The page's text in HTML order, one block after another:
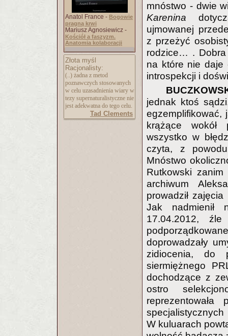
Anatol France - Bogowie
pragną krwi
Mariusz Agnosiewicz -
Kościół a faszyzm.
Anatomia kolaboracji
Złota myśl
Racjonalisty:
(..) żadna z metod
poznawczych stosowanych
w celu uzasadnienia wiary w
tezy supernaturalistyczne nie
jest adekwatna do tego celu.
Tad Clements
mnóstwo - dwie
Karenina
ujmowanej
z przeżyć
rodzice… .
na które nie daje
introspekcji i
jednak ktoś
egzemplifikować,
krążące wokół
wszystko w
czyta, z
Mnóstwo
Rutkowski
archiwum
prowadził
Jak nadmienił
17.04.2012,
doprowadzały
zidiocenia, do
siermiężnego
dochodzące z
ostro
specjalistycznych
W kuluarach